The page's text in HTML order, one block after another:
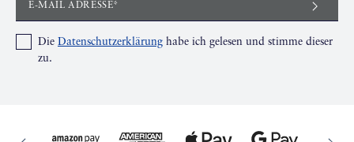
E-MAIL ADRESSE*
Die Datenschutzerklärung habe ich gelesen und stimme dieser
zu.